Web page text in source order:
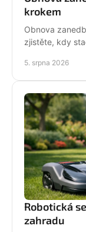
krokem
Obnova
zjistěte, kdy
chyb
5. srpna 2026
Robotická
zahradu